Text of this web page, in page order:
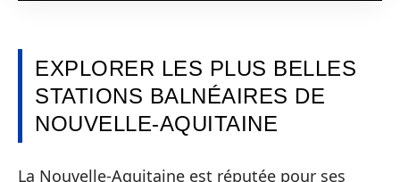
EXPLORER LES PLUS BELLES
STATIONS BALNÉAIRES DE
NOUVELLE-AQUITAINE
La Nouvelle-Aquitaine est réputée pour ses